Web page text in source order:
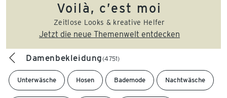
Voilà, c’est moi
Zeitlose Looks & kreative Helfer
Jetzt die neue Themenwelt entdecken
Damenbekleidung(4751)
Unterwäsche Hosen Bademode Nachtwäsche